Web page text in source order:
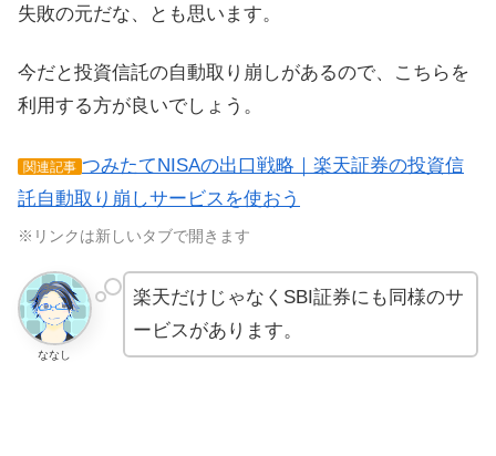
失敗の元だな、とも思います。
今だと投資信託の自動取り崩しがあるので、こちらを
利用する方が良いでしょう。
関連記事 つみたてNISAの出口戦略｜楽天証券の投資信
託自動取り崩しサービスを使おう
※リンクは新しいタブで開きます
ななし
楽天だけじゃなくSBI証券にも同様のサ
ービスがあります。